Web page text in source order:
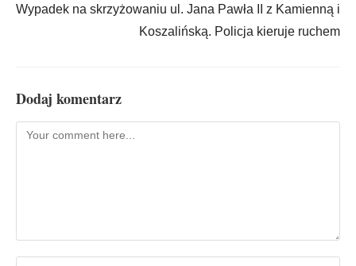
Wypadek na skrzyżowaniu ul. Jana Pawła II z Kamienną i
Koszalińską. Policja kieruje ruchem
Dodaj komentarz